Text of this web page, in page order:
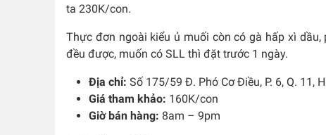
ta 230K/con.
Thực đơn ngoài kiểu ủ muối còn có gà hấp xì
đều được, muốn có SLL thì đặt trước 1 ngày.
Địa chỉ: Số 175/59 Đ. Phó Cơ Điều, P. 6, Q. 11,
Giá tham khảo: 160K/con
Giờ bán hàng: 8am – 9pm